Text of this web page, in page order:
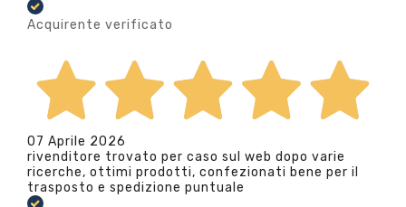
Acquirente verificato
07 Aprile 2026
rivenditore trovato per caso sul web dopo varie
ricerche, ottimi prodotti, confezionati bene per il
trasposto e spedizione puntuale